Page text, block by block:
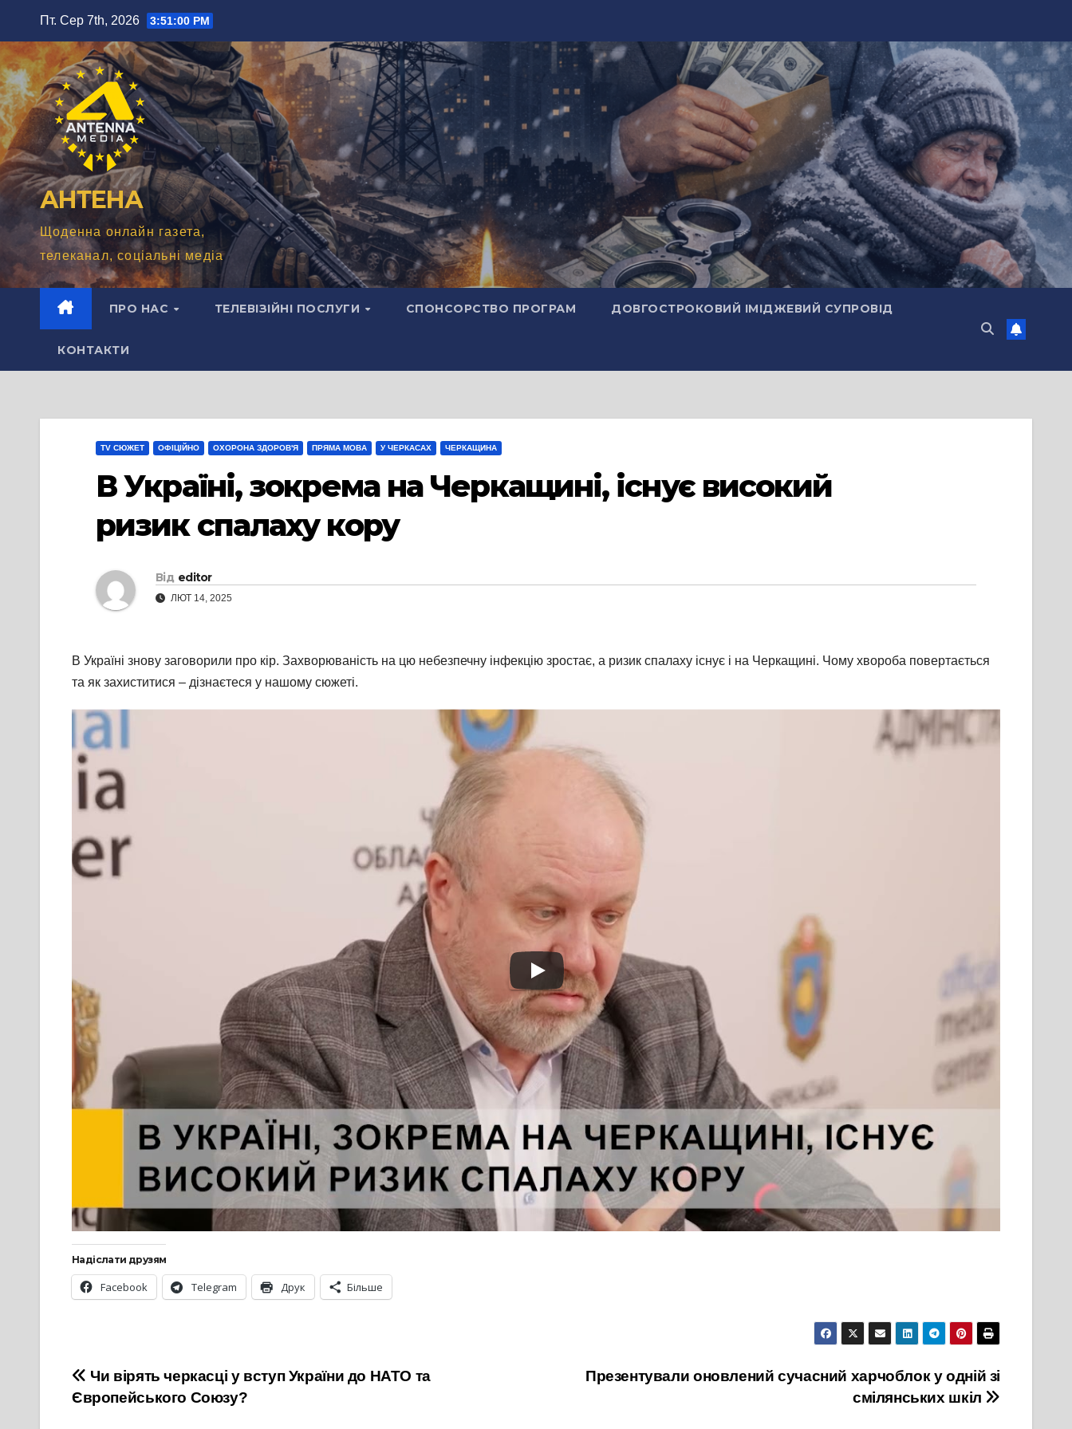
вмісту
Пт. Сер 7th, 2026 3:51:02 PM
АНТЕНА
Щоденна онлайн газета,
телеканал, соціальні медіа
ПРО НАС ТЕЛЕВІЗІЙНІ ПОСЛУГИ СПОНСОРСТВО ПРОГРАМ ДОВГОСТРОКОВИЙ ІМІДЖЕВИЙ СУПРОВІД
КОНТАКТИ
TV СЮЖЕТ ОФІЦІЙНО ОХОРОНА ЗДОРОВ'Я ПРЯМА МОВА У ЧЕРКАСАХ ЧЕРКАЩИНА
В Україні, зокрема на Черкащині, існує високий
ризик спалаху кору
Від editor
ЛЮТ 14, 2025
В Україні знову заговорили про кір. Захворюваність на цю небезпечну інфекцію зростає, а ризик спалаху існує і на Черкащині. Чому хвороба повертається
та як захиститися – дізнаєтеся у нашому сюжеті.
Надіслати друзям
Facebook Telegram Друк Більше
Навігація
записів
Презентували оновлений сучасний харчоблок у одній зі
смілянських шкіл
Чи вірять черкасці у вступ України до НАТО та
Європейського Союзу?